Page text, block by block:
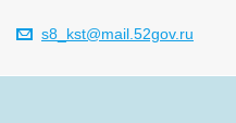
s8_kst@mail.52gov.ru